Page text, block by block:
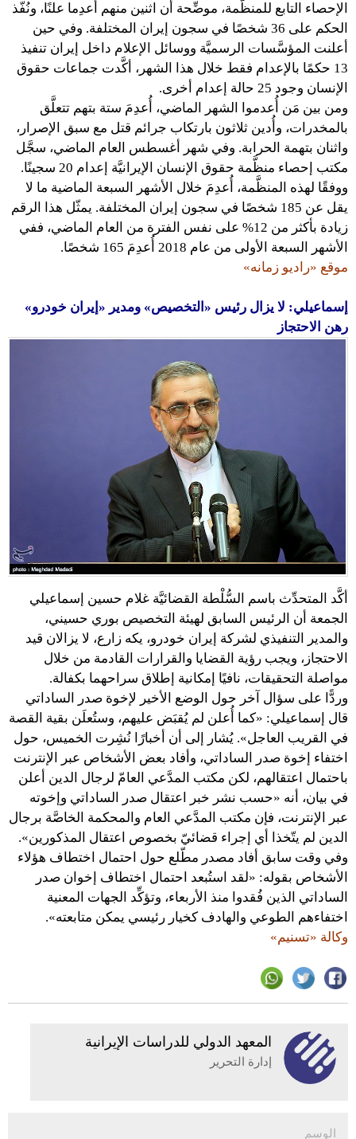
الإحصاء التابع للمنظَّمة، موضِّحة أن اثنين منهم أُعدِما علنًا، ونُفّذ
الحكم على 36 شخصًا في سجون إيران المختلفة. وفي حين
أعلنت المؤسَّسات الرسميَّة ووسائل الإعلام داخل إيران تنفيذ
13 حكمًا بالإعدام فقط خلال هذا الشهر، أكَّدت جماعات حقوق
الإنسان وجود 25 حالة إعدام أخرى.
ومن بين مَن أُعدموا الشهر الماضي، أُعدِمَ ستة بتهم تتعلَّق
بالمخدرات، وأُدين ثلاثون بارتكاب جرائم قتل مع سبق الإصرار،
واثنان بتهمة الحرابة. وفي شهر أغسطس العام الماضي، سجَّل
مكتب إحصاء منظَّمة حقوق الإنسان الإيرانيَّة إعدام 20 سجينًا.
ووفقًا لهذه المنظَّمة، أُعدِمَ خلال الأشهر السبعة الماضية ما لا
يقل عن 185 شخصًا في سجون إيران المختلفة. يمثّل هذا الرقم
زيادة بأكثر من 12% على نفس الفترة من العام الماضي، ففي
الأشهر السبعة الأولى من عام 2018 أُعدِمَ 165 شخصًا.
موقع «راديو زمانه»
إسماعيلي: لا يزال رئيس «التخصيص» ومدير «إيران خودرو»
رهن الاحتجاز
أكَّد المتحدِّث باسم السُّلْطة القضائيَّة غلام حسين إسماعيلي
الجمعة أن الرئيس السابق لهيئة التخصيص بوري حسيني،
والمدير التنفيذي لشركة إيران خودرو، يكه زارع، لا يزالان قيد
الاحتجاز، ويجب رؤية القضايا والقرارات القادمة من خلال
مواصلة التحقيقات، نافيًا إمكانية إطلاق سراحهما بكفالة.
وردًّا على سؤال آخر حول الوضع الأخير لإخوة صدر الساداتي
قال إسماعيلي: «كما أُعلن لم يُقبَض عليهم، وستُعلَن بقية القصة
في القريب العاجل». يُشار إلى أن أخبارًا نُشِرت الخميس، حول
اختفاء إخوة صدر الساداتي، وأفاد بعض الأشخاص عبر الإنترنت
باحتمال اعتقالهم، لكن مكتب المدَّعي العامّ لرجال الدين أعلن
في بيان، أنه «حسب نشر خبر اعتقال صدر الساداتي وإخوته
عبر الإنترنت، فإن مكتب المدَّعي العام والمحكمة الخاصَّة برجال
الدين لم يتّخذا أي إجراء قضائيّ بخصوص اعتقال المذكورين».
وفي وقت سابق أفاد مصدر مطّلع حول احتمال اختطاف هؤلاء
الأشخاص بقوله: «لقد استُبعد احتمال اختطاف إخوان صدر
الساداتي الذين فُقدوا منذ الأربعاء، وتؤكِّد الجهات المعنية
اختفاءهم الطوعي والهادف كخيار رئيسي يمكن متابعته».
وكالة «تسنيم»
المعهد الدولي للدراسات الإيرانية
إدارة التحرير
الوسم